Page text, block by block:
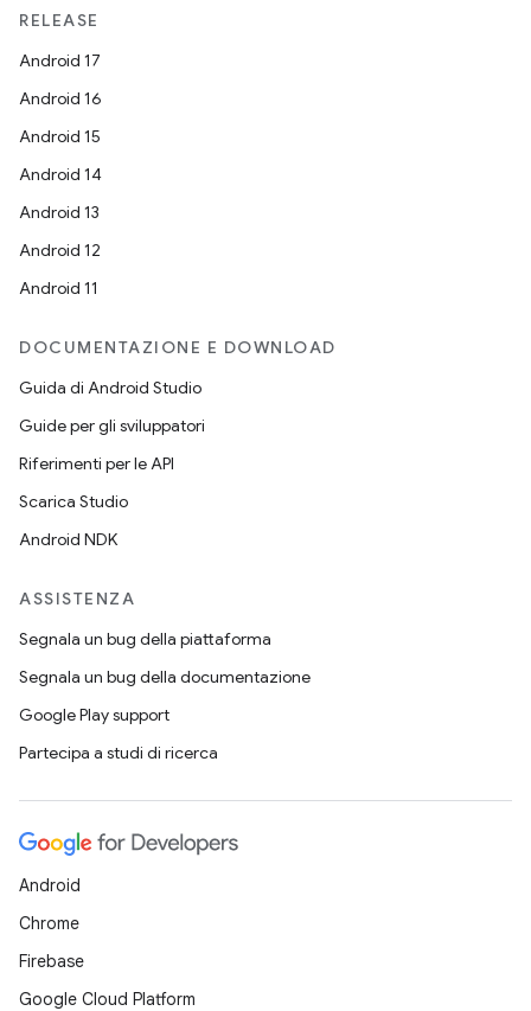
RELEASE
Android 17
Android 16
Android 15
Android 14
Android 13
Android 12
Android 11
DOCUMENTAZIONE E DOWNLOAD
Guida di Android Studio
Guide per gli sviluppatori
Riferimenti per le API
Scarica Studio
Android NDK
ASSISTENZA
Segnala un bug della piattaforma
Segnala un bug della documentazione
Google Play support
Partecipa a studi di ricerca
Android
Chrome
Firebase
Google Cloud Platform